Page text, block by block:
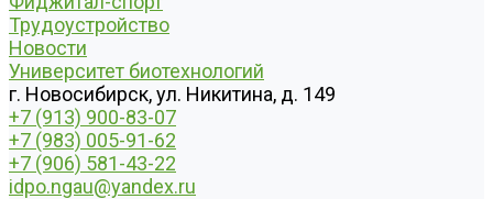
Трудоустройство
Новости
Университет биотехнологий
г. Новосибирск, ул. Никитина, д. 149
+7 (913) 900-83-07
+7 (983) 005-91-62
+7 (906) 581-43-22
idpo.ngau@yandex.ru